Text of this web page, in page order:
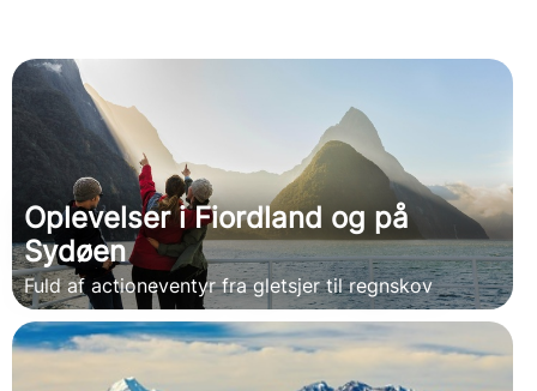
Oplevelser i Fiordland og på
Sydøen
Fuld af actioneventyr fra gletsjer til regnskov